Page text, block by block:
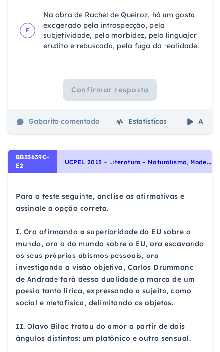
E
Na obra de Rachel de Queiroz, há um gosto
exagerado pela introspecção, pela
subjetividade, pela morbidez, pelo linguajar
erudito e rebuscado, pela fuga da realidade.
Confirmar resposta
Gabarito comentado Estatísticas Aulas
BB33639C-
E2
U
CPEL 2015 - Literatura - Naturalismo, Modernismo, Parnasianismo, Escolas Literárias
Para o teste seguinte, analise as afirmativas e
assinale a opção correta.
I. Ora afirmando a superioridade do EU sobre o
mundo, ora a do mundo sobre o EU, ora escavando
os seus próprios abismos pessoais, ora
investigando a visão objetiva, Carlos Drummond
de Andrade fará dessa dualidade a marca de um
poesia tanto lírica, expressando o sujeito, como
social e metafísica, delimitando os objetos.
II. Olavo Bilac tratou do amor a partir de dois
ângulos distintos: um platônico e outro sensual.